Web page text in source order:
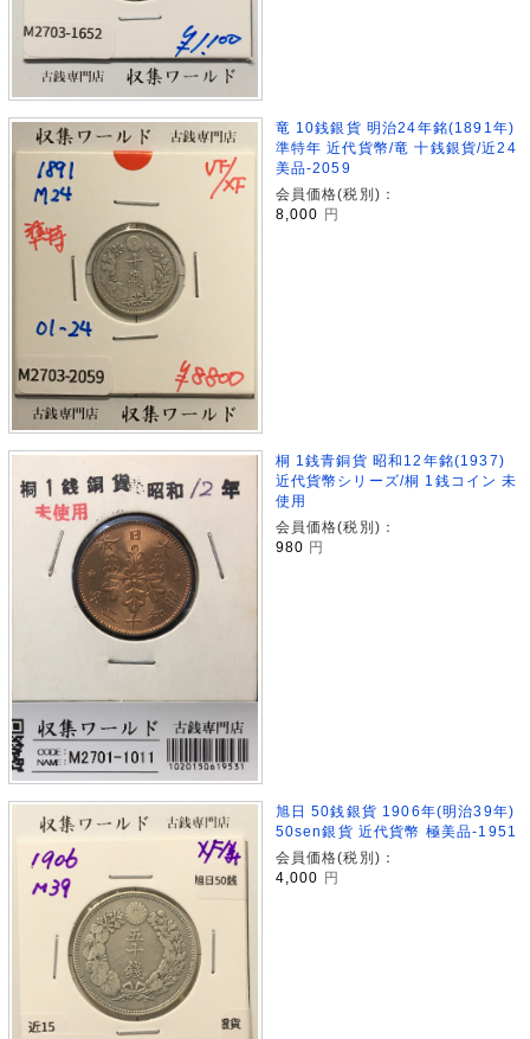
竜 10銭銀貨 明治24年銘(1891年)
準特年 近代貨幣/竜 十銭銀貨/近24
美品-2059
会員価格(税別)：
8,000
円
桐 1銭青銅貨 昭和12年銘(1937)
近代貨幣シリーズ/桐 1銭コイン 未
使用
会員価格(税別)：
980 円
旭日 50銭銀貨 1906年(明治39年)
50sen銀貨 近代貨幣 極美品-1951
会員価格(税別)：
4,000 円